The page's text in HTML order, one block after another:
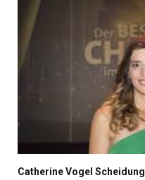
Catherine Vogel Scheidung